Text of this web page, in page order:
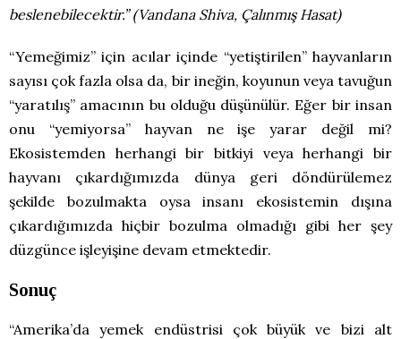
beslenebilecektir.” (Vandana Shiva, Çalınmış Hasat)
“Yemeğimiz” için acılar içinde “yetiştirilen” hayvanların
sayısı çok fazla olsa da, bir ineğin, koyunun veya tavuğun
“yaratılış” amacının bu olduğu düşünülür. Eğer bir insan
onu “yemiyorsa” hayvan ne işe yarar değil mi?
Ekosistemden herhangi bir bitkiyi veya herhangi bir
hayvanı çıkardığımızda dünya geri döndürülemez
şekilde bozulmakta oysa insanı ekosistemin dışına
çıkardığımızda hiçbir bozulma olmadığı gibi her şey
düzgünce işleyişine devam etmektedir.
Sonuç
“Amerika’da yemek endüstrisi çok büyük ve bizi alt